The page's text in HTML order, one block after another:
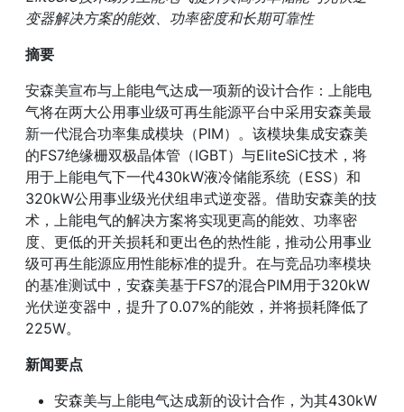
变器解决方案的能效、功率密度和长期可靠性
摘要
安森美宣布与上能电气达成一项新的设计合作：上能电
气将在两大公用事业级可再生能源平台中采用安森美最
新一代混合功率集成模块（PIM）。该模块集成安森美
的FS7绝缘栅双极晶体管（IGBT）与EliteSiC技术，将
用于上能电气下一代430kW液冷储能系统（ESS）和
320kW公用事业级光伏组串式逆变器。借助安森美的技
术，上能电气的解决方案将实现更高的能效、功率密
度、更低的开关损耗和更出色的热性能，推动公用事业
级可再生能源应用性能标准的提升。在与竞品功率模块
的基准测试中，安森美基于FS7的混合PIM用于320kW
光伏逆变器中，提升了0.07%的能效，并将损耗降低了
225W。
新闻要点
安森美与上能电气达成新的设计合作，为其430kW